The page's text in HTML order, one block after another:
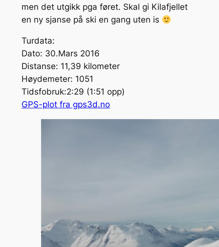
men det utgikk pga føret. Skal gi Kilafjellet
en ny sjanse på ski en gang uten is
Turdata:
Dato: 30.Mars 2016
Distanse: 11,39 kilometer
Høydemeter: 1051
Tidsfobruk:2:29 (1:51 opp)
GPS-plot fra gps3d.no